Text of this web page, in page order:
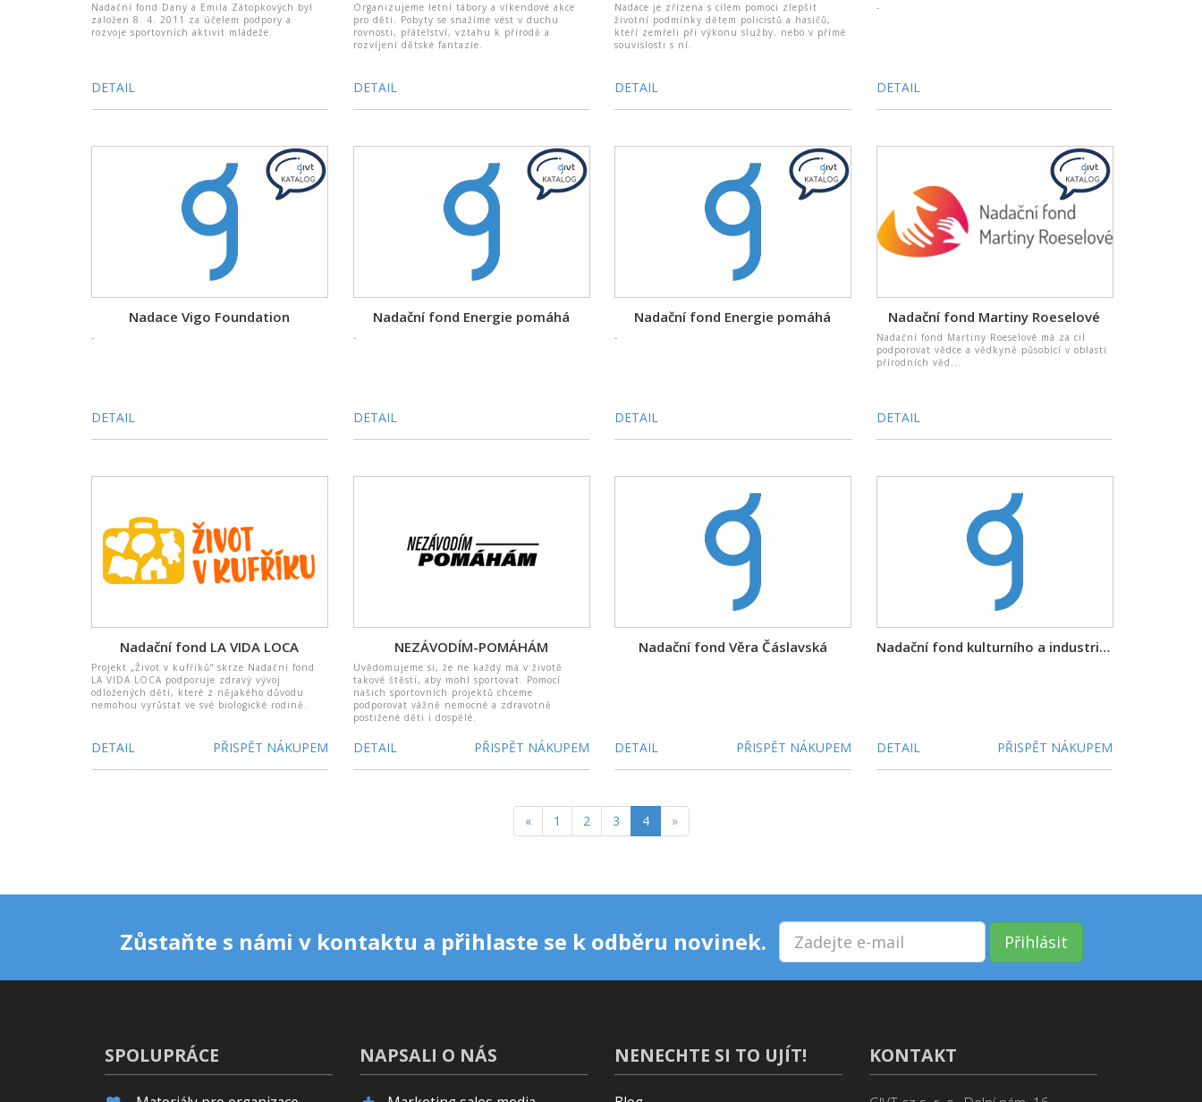
Nadační fond Dany a Emila Zátopkových byl
založen 8. 4. 2011 za účelem podpory a
rozvoje sportovních aktivit mládeže.
DETAIL
Organizujeme letní tábory a víkendové akce
pro děti. Pobyty se snažíme vést v duchu
rovnosti, přátelství, vztahu k přírodě a
rozvíjení dětské fantazie.
DETAIL
Nadace je zřízena s cílem pomoci zlepšit
životní podmínky dětem policistů a hasičů,
kteří zemřeli při výkonu služby, nebo v přímé
souvislosti s ní.
DETAIL
-
DETAIL
Nadace Vigo Foundation
-
DETAIL
Nadační fond Energie pomáhá
-
DETAIL
Nadační fond Energie pomáhá
-
DETAIL
Nadační fond Martiny Roeselové
Nadační fond Martiny Roeselové má za cíl
podporovat vědce a vědkyně působící v oblasti
přírodních věd...
DETAIL
Nadační fond LA VIDA LOCA
Projekt „Život v kufříků“ skrze Nadační fond
LA VIDA LOCA podporuje zdravý vývoj
odložených dětí, které z nějakého důvodu
nemohou vyrůstat ve své biologické rodině.
DETAIL PŘISPĚT NÁKUPEM
NEZÁVODÍM-POMÁHÁM
Uvědomujeme si, že ne každý má v životě
takové štěstí, aby mohl sportovat. Pomocí
našich sportovních projektů chceme
podporovat vážně nemocné a zdravotně
postižené děti i dospělé.
DETAIL PŘISPĚT NÁKUPEM
Nadační fond Věra Čáslavská
DETAIL PŘISPĚT NÁKUPEM
Nadační fond kulturního a industriálního dědictví
DETAIL PŘISPĚT NÁKUPEM
« 1 2 3 4 »
Zůstaňte s námi v kontaktu a přihlaste se k odběru novinek. Přihlásit
SPOLUPRÁCE NAPSALI O NÁS NENECHTE SI TO UJÍT! KONTAKT